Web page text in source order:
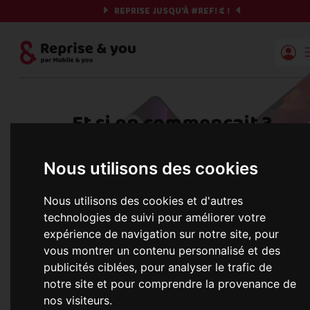
Nous utilisons des cookies
Nous utilisons des cookies et d'autres
technologies de suivi pour améliorer votre
expérience de navigation sur notre site, pour
vous montrer un contenu personnalisé et des
publicités ciblées, pour analyser le trafic de
notre site et pour comprendre la provenance de
nos visiteurs.
REPRISE JUSQU'À #REF!€ !
Reprise | Mobile & you
Et si on commençait ?
c'est parti !
Nous récupérons les meilleures
Une erreur est survenue :